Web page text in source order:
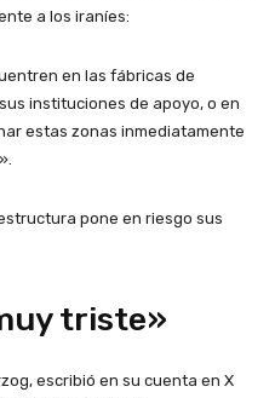
a los iraníes:
en las fábricas de
instituciones de apoyo, o en
estas zonas inmediatamente
pone en riesgo sus
triste»
escribió en su cuenta en X